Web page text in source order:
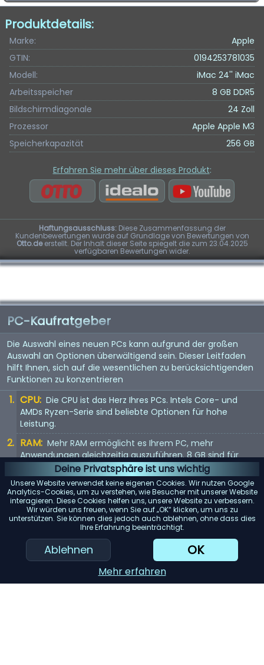
Deine Privatsphäre ist uns wichtig
Unsere Website verwendet keine eigenen Cookies. Wir nutzen Google
Analytics-Cookies, um zu verstehen, wie Besucher mit unserer Website
interagieren. Diese Cookies helfen uns, unsere Website zu verbessern.
Wir würden uns freuen, wenn Sie auf „OK“ klicken, um uns zu
unterstützen. Sie können dies jedoch auch ablehnen, ohne dass dies
Ihre Erfahrung beeinträchtigt.
Ablehnen OK
Mehr erfahren
Produktdetails:
Marke:
Apple
GTIN:
0194253781035
Modell:
iMac 24'' iMac
Arbeitsspeicher
8 GB DDR5
Bildschirmdiagonale
24 Zoll
Prozessor
Apple Apple M3
Speicherkapazität
256 GB
Erfahren Sie mehr über dieses Produkt:
Haftungsausschluss:Diese Zusammenfassung der
Kundenbewertungen wurde auf Grundlage von Bewertungen von
Otto.deerstellt. Der Inhalt dieser Seite spiegelt die zum 23.04.2025
verfügbaren Bewertungen wider.
PC-Kaufratgeber
Die Auswahl eines neuen PCs kann aufgrund der großen
Auswahl an Optionen überwältigend sein. Dieser Leitfaden
hilft Ihnen, sich auf die wesentlichen zu berücksichtigenden
Funktionen zu konzentrieren
CPU: Die CPU ist das Herz Ihres PCs. Intels Core- und
AMDs Ryzen-Serie sind beliebte Optionen für hohe
Leistung.
RAM: Mehr RAM ermöglicht es Ihrem PC, mehr
Anwendungen gleichzeitig auszuführen. 8 GB sind für
grundlegende Aufgaben geeignet, während 16 GB oder
mehr ideal für anspruchsvolle Anwendungen sind.
Speicher: SSDs bieten eine schnellere Leistung als
herkömmliche Festplatten. Erwägen Sie einen PC mit
mindestens einer 256 GB SSD für ein reaktionsschnelles
Grafikkarte: Wenn Sie Spiele spielen oder grafikintensive
Arbeiten ausführen möchten, ist eine dedizierte
Grafikkarte ein Muss.